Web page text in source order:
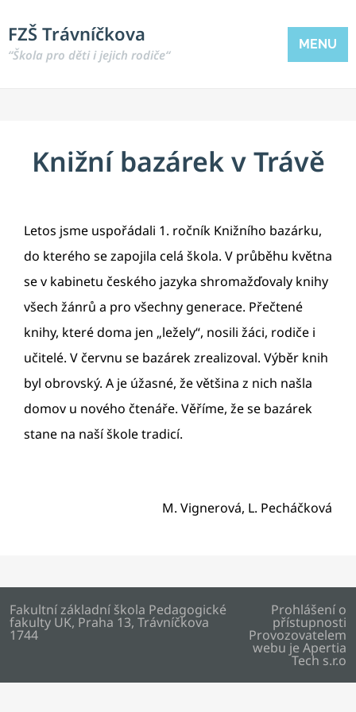
FZŠ Trávníčkova
“Škola pro děti i jejich rodiče“
MENU
Knižní bazárek v Trávě
Letos jsme uspořádali 1. ročník Knižního bazárku,
do kterého se zapojila celá škola. V průběhu května
se v kabinetu českého jazyka shromažďovaly knihy
všech žánrů a pro všechny generace. Přečtené
knihy, které doma jen „ležely“, nosili žáci, rodiče i
učitelé. V červnu se bazárek zrealizoval. Výběr knih
byl obrovský. A je úžasné, že většina z nich našla
domov u nového čtenáře. Věříme, že se bazárek
stane na naší škole tradicí.
M. Vignerová, L. Pecháčková
Fakultní základní škola Pedagogické
fakulty UK, Praha 13, Trávníčkova
1744
Prohlášení o
přístupnosti
Provozovatelem
webu je Apertia
Tech s.r.o